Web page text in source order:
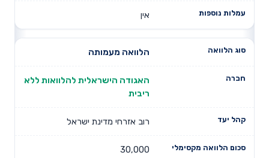
אין
הלוואה מעמותה
האגודה הישראלית להלוואות ללא
ריבית
רוב אזרחי מדינת ישראל
30,000